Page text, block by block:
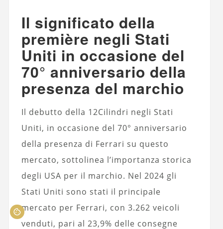
Il significato della
première negli Stati
Uniti in occasione del
70° anniversario della
presenza del marchio
Il debutto della 12Cilindri negli Stati
Uniti, in occasione del 70° anniversario
della presenza di Ferrari su questo
mercato, sottolinea l’importanza storica
degli USA per il marchio. Nel 2024 gli
Stati Uniti sono stati il principale
mercato per Ferrari, con 3.262 veicoli
venduti, pari al 23,9% delle consegne